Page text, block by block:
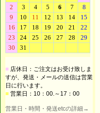
■ 店休日：ご注文はお受け致しま
すが、発送・メールの送信は営業
日に行います。
■ 営業日：10：00.～17：00
営業日・時間・発送etcの詳細→